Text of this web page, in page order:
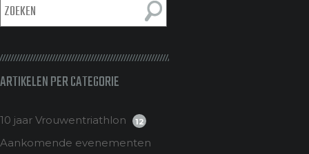
ARTIKELEN PER CATEGORIE
10 jaar Vrouwentriathlon 12
Aankomende evenementen